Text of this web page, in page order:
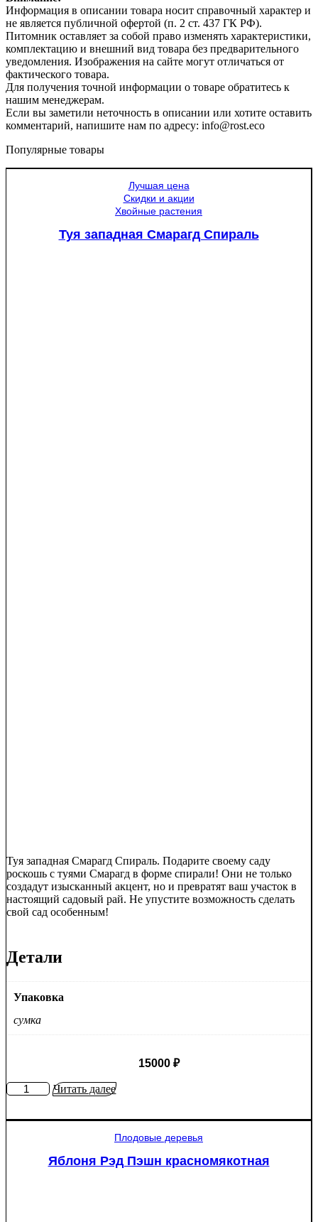
Информация в описании товара носит справочный характер и
не является публичной офертой (п. 2 ст. 437 ГК РФ).
Питомник оставляет за собой право изменять характеристики,
комплектацию и внешний вид товара без предварительного
уведомления. Изображения на сайте могут отличаться от
фактического товара.
Для получения точной информации о товаре обратитесь к
нашим менеджерам.
Если вы заметили неточность в описании или хотите оставить
комментарий, напишите нам по адресу: info@rost.eco
Популярные товары
Лучшая цена
Скидки и акции
Хвойные растения
Туя западная Смарагд Спираль
Туя западная Смарагд Спираль. Подарите своему саду
роскошь с туями Смарагд в форме спирали! Они не только
создадут изысканный акцент, но и превратят ваш участок в
настоящий садовый рай. Не упустите возможность сделать
свой сад особенным!
Детали
Упаковка
сумка
15000 ₽
КоличествоЧитать далее
Плодовые деревья
Яблоня Рэд Пэшн красномякотная